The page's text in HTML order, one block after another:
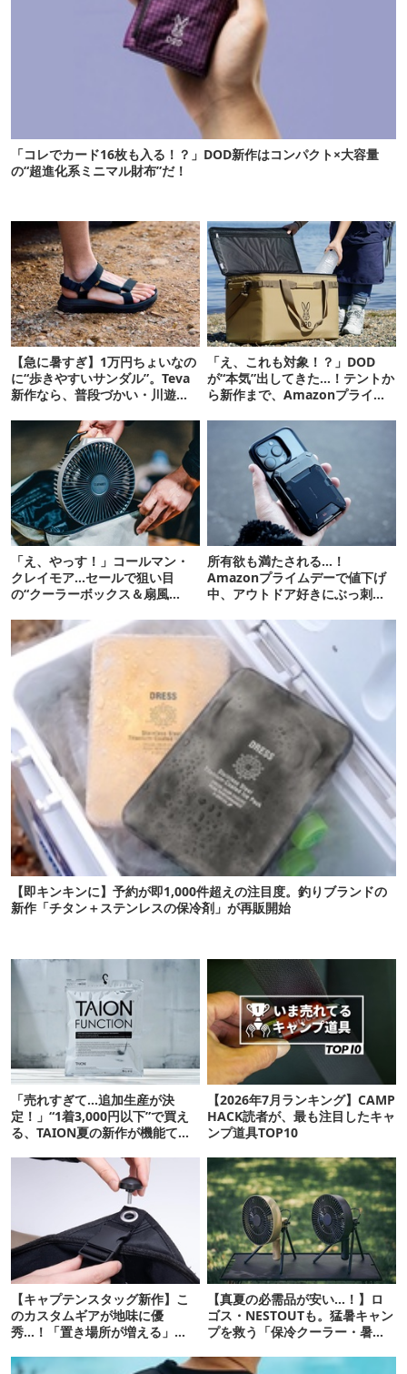
「コレでカード16枚も入る！？」DOD新作はコンパクト×大容量
の“超進化系ミニマル財布”だ！
【急に暑すぎ】1万円ちょいなの
に“歩きやすいサンダル”。Teva
新作なら、普段づかい・川遊
「え、これも対象！？」DOD
が“本気”出してきた…！テントか
ら新作まで、Amazonプライム
「え、やっす！」コールマン・
クレイモア…セールで狙い目
の“クーラーボックス＆扇風
所有欲も満たされる…！
Amazonプライムデーで値下げ
中、アウトドア好きにぶっ刺さ
【即キンキンに】予約が即1,000件超えの注目度。釣りブランドの
新作「チタン＋ステンレスの保冷剤」が再販開始
「売れすぎて…追加生産が決
定！」“1着3,000円以下”で買え
る、TAION夏の新作が機能てん
【2026年7月ランキング】CAMP
HACK読者が、最も注目したキャ
ンプ道具TOP10
【キャプテンスタッグ新作】こ
のカスタムギアが地味に優
秀…！「置き場所が増える」
【真夏の必需品が安い…！】ロ
ゴス・NESTOUTも。猛暑キャン
プを救う「保冷クーラー・暑さ